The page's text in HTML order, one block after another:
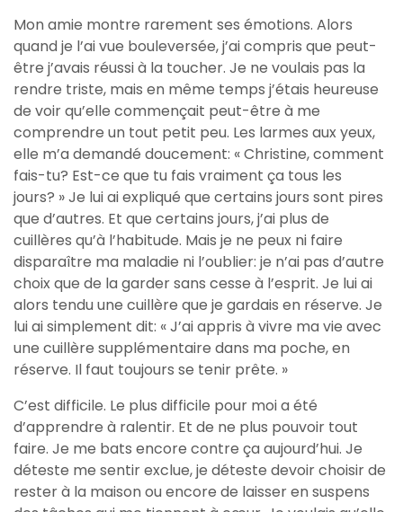
Mon amie montre rarement ses émotions. Alors
quand je l’ai vue bouleversée, j’ai compris que peut-
être j’avais réussi à la toucher. Je ne voulais pas la
rendre triste, mais en même temps j’étais heureuse
de voir qu’elle commençait peut-être à me
comprendre un tout petit peu. Les larmes aux yeux,
elle m’a demandé doucement: « Christine, comment
fais-tu? Est-ce que tu fais vraiment ça tous les
jours? » Je lui ai expliqué que certains jours sont pires
que d’autres. Et que certains jours, j’ai plus de
cuillères qu’à l’habitude. Mais je ne peux ni faire
disparaître ma maladie ni l’oublier: je n’ai pas d’autre
choix que de la garder sans cesse à l’esprit. Je lui ai
alors tendu une cuillère que je gardais en réserve. Je
lui ai simplement dit: « J’ai appris à vivre ma vie avec
une cuillère supplémentaire dans ma poche, en
réserve. Il faut toujours se tenir prête. »
C’est difficile. Le plus difficile pour moi a été
d’apprendre à ralentir. Et de ne plus pouvoir tout
faire. Je me bats encore contre ça aujourd’hui. Je
déteste me sentir exclue, je déteste devoir choisir de
rester à la maison ou encore de laisser en suspens